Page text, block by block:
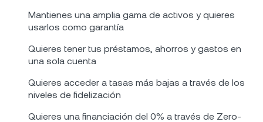
Mantienes una amplia gama de activos y quieres
usarlos como garantía
Quieres tener tus préstamos, ahorros y gastos en
una sola cuenta
Quieres acceder a tasas más bajas a través de los
niveles de fidelización
Quieres una financiación del 0% a través de Zero-